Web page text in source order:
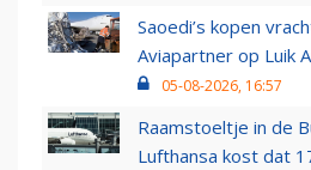
Saoedi’s kopen
Aviapartner op Luik
05-08-2026, 16:57
Raamstoeltje in de
Lufthansa kost dat